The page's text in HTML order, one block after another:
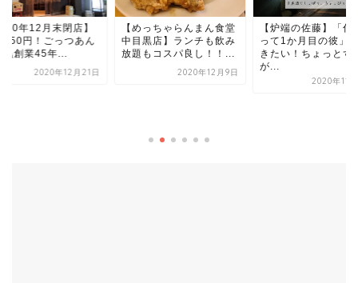
っちゃらんまん食堂
黒店】ランチも飲み
もコスパ良し！！...
2020年12月9日
【炉端の佐藤】「付き合
って1か月目の彼」と行
きたい！ちょっとずつ
【n-03 (エヌゼロサ